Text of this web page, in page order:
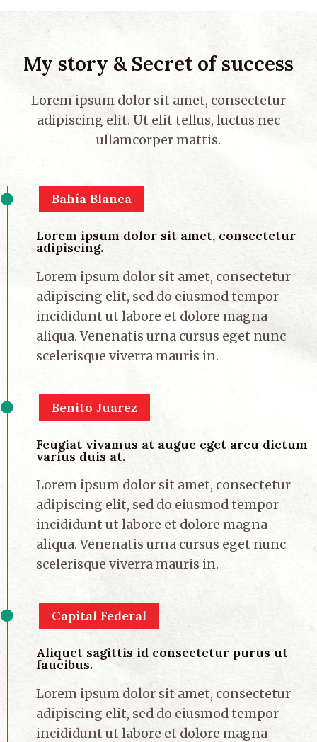
My story & Secret of success
Lorem ipsum dolor sit amet, consectetur
adipiscing elit. Ut elit tellus, luctus nec
ullamcorper mattis.
Bahía Blanca
Lorem ipsum dolor sit amet, consectetur
adipiscing.
Lorem ipsum dolor sit amet, consectetur
adipiscing elit, sed do eiusmod tempor
incididunt ut labore et dolore magna
aliqua. Venenatis urna cursus eget nunc
scelerisque viverra mauris in.
Benito Juarez
Feugiat vivamus at augue eget arcu dictum
varius duis at.
Lorem ipsum dolor sit amet, consectetur
adipiscing elit, sed do eiusmod tempor
incididunt ut labore et dolore magna
aliqua. Venenatis urna cursus eget nunc
scelerisque viverra mauris in.
Capital Federal
Aliquet sagittis id consectetur purus ut
faucibus.
Lorem ipsum dolor sit amet, consectetur
adipiscing elit, sed do eiusmod tempor
incididunt ut labore et dolore magna